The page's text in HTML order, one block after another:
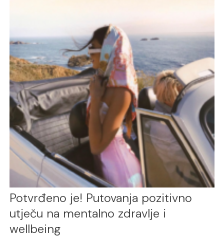
Potvrđeno je! Putovanja pozitivno
utječu na mentalno zdravlje i
wellbeing